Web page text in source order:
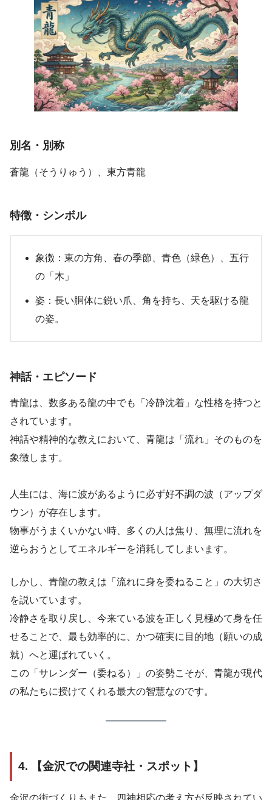
別名・別称
蒼龍（そうりゅう）、東方青龍
特徴・シンボル
象徴：東の方角、春の季節、青色（緑色）、五行
の「木」
姿：長い胴体に鋭い爪、角を持ち、天を駆ける龍
の姿。
神話・エピソード
青龍は、数多ある龍の中でも「冷静沈着」な性格を持つと
されています。
神話や精神的な教えにおいて、青龍は「流れ」そのものを
象徴します。
人生には、海に波があるように必ず好不調の波（アップダ
ウン）が存在します。
物事がうまくいかない時、多くの人は焦り、無理に流れを
逆らおうとしてエネルギーを消耗してしまいます。
しかし、青龍の教えは「流れに身を委ねること」の大切さ
を説いています。
冷静さを取り戻し、今来ている波を正しく見極めて身を任
せることで、最も効率的に、かつ確実に目的地（願いの成
就）へと運ばれていく。
この「サレンダー（委ねる）」の姿勢こそが、青龍が現代
の私たちに授けてくれる最大の智慧なのです。
4. 【金沢での関連寺社・スポット】